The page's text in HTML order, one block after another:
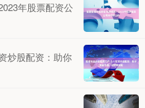
年股票配资公
炒股配资：助你